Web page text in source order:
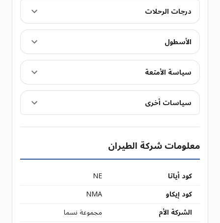
درجات الرحلات
الأسطول
سياسة الأمتعة
سياسات أخرى
معلومات شركة الطيران
كود أياتا
NE
كود إيكاو
NMA
الشركة الأم
مجموعة نسما